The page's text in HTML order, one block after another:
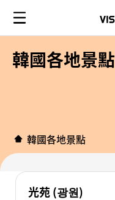
韓國各地景點
韓國各地景點
光苑 (광원)